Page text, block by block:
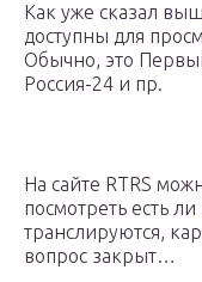
Как уже сказал
доступны для
Обычно, это
Россия-24 и пр.
На сайте RTRS
посмотреть есть
транслируются,
вопрос закрыт…